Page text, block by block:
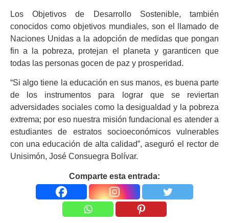
Los Objetivos de Desarrollo Sostenible, también
conocidos como objetivos mundiales, son el llamado de
Naciones Unidas a la adopción de medidas que pongan
fin a la pobreza, protejan el planeta y garanticen que
todas las personas gocen de paz y prosperidad.
“Si algo tiene la educación en sus manos, es buena parte
de los instrumentos para lograr que se reviertan
adversidades sociales como la desigualdad y la pobreza
extrema; por eso nuestra misión fundacional es atender a
estudiantes de estratos socioeconómicos vulnerables
con una educación de alta calidad”, aseguró el rector de
Unisimón, José Consuegra Bolívar.
Comparte esta entrada: